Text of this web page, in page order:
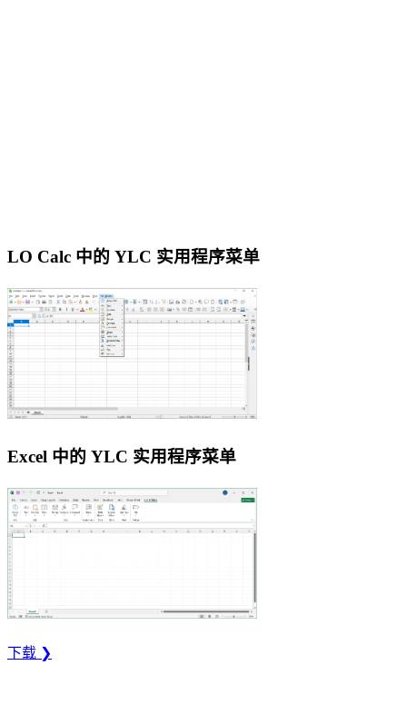
LO Calc 中的 YLC 实用程序菜单
Excel 中的 YLC 实用程序菜单
下载 ❯